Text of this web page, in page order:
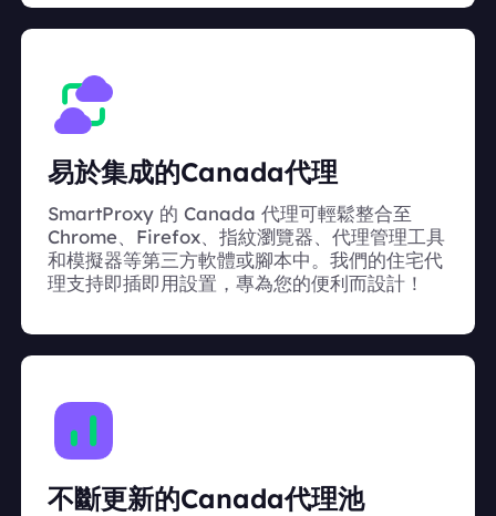
易於集成的Canada代理
SmartProxy 的 Canada 代理可輕鬆整合至
Chrome、Firefox、指紋瀏覽器、代理管理工具
和模擬器等第三方軟體或腳本中。我們的住宅代
理支持即插即用設置，專為您的便利而設計！
不斷更新的Canada代理池